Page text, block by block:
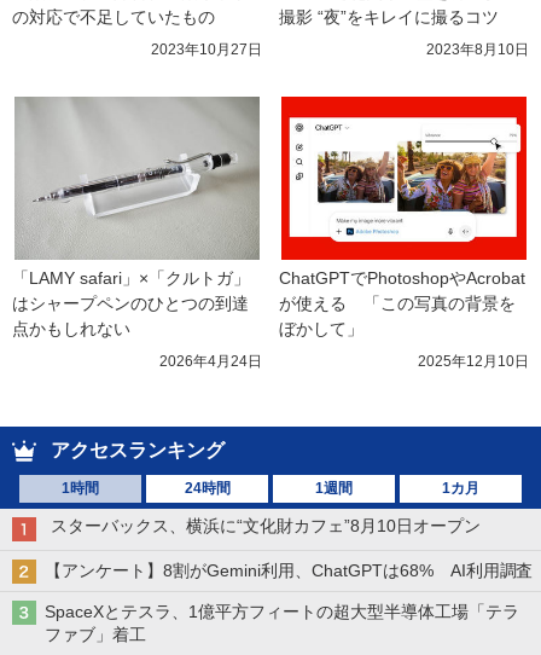
の対応で不足していたもの
2023年10月27日
撮影 “夜”をキレイに撮るコツ
2023年8月10日
「LAMY safari」×「クルトガ」
はシャープペンのひとつの到達
点かもしれない
2026年4月24日
ChatGPTでPhotoshopやAcrobat
が使える　「この写真の背景を
ぼかして」
2025年12月10日
アクセスランキング
1時間 24時間 1週間 1カ月
スターバックス、横浜に“文化財カフェ”8月10日オープン
【アンケート】8割がGemini利用、ChatGPTは68% AI利用調査
SpaceXとテスラ、1億平方フィートの超大型半導体工場「テラ
ファブ」着工